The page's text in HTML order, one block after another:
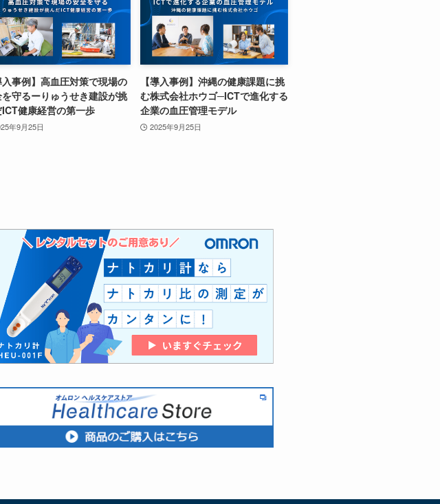
入事例】高血圧対策で現場の
守るーりゅうせき建設が挑
ICT健康経営の第一歩
年9月25日
【導入事例】沖縄の健康課題に挑
む株式会社ホウゴ─ICTで進化する
企業の血圧管理モデル
2025年9月25日